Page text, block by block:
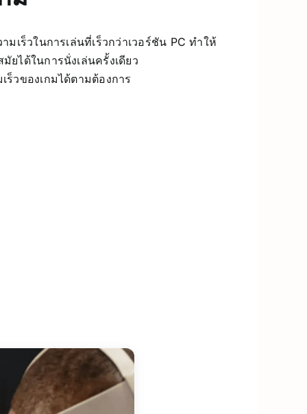
มเร็วในการเล่นที่เร็วกว่าเวอร์ชัน PC ทำให้
ยได้ในการนั่งเล่นครั้งเดียว
ร็วของเกมได้ตามต้องการ